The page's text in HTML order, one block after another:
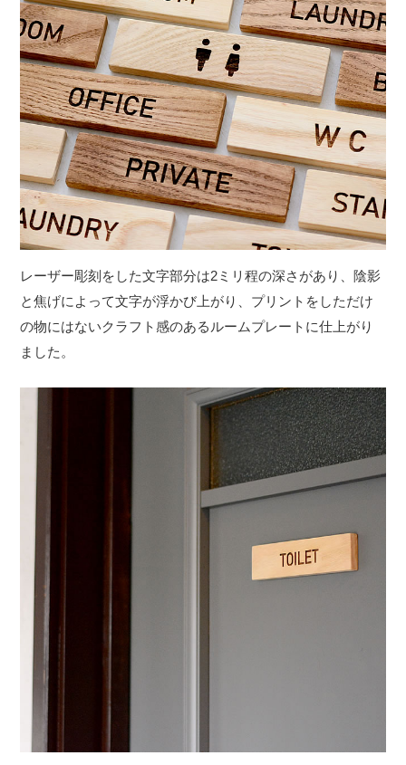
レーザー彫刻をした文字部分は2ミリ程の深さがあり、陰影
と焦げによって文字が浮かび上がり、プリントをしただけ
の物にはないクラフト感のあるルームプレートに仕上がり
ました。